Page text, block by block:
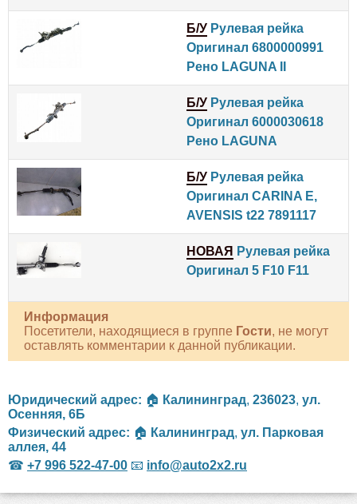
Б/У Рулевая рейка
Оригинал 6800000991
Рено LAGUNA II
Б/У Рулевая рейка
Оригинал 6000030618
Рено LAGUNA
Б/У Рулевая рейка
Оригинал CARINA E,
AVENSIS t22 7891117
НОВАЯ Рулевая рейка
Оригинал 5 F10 F11
Информация
Посетители, находящиеся в группе Гости, не могут
оставлять комментарии к данной публикации.
Юридический адрес: 🏠 Калининград, 236023, ул.
Осенняя, 6Б
Физический адрес: 🏠 Калининград, ул. Парковая
аллея, 44
☎ +7 996 522-47-00 📧 info@auto2x2.ru